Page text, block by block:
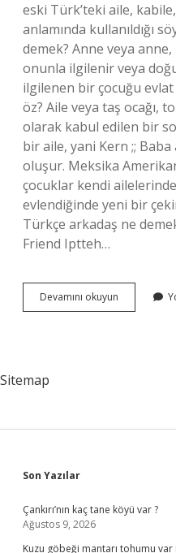
eski Türk’teki aile,
anlamında kullanıldığı
demek? Anne veya
onunla ilgilenir veya
ilgilenen bir çocuğu evlat
öz? Aile veya taş ocağı,
olarak kabul edilen bir
bir aile, yani Kern ;;
oluşur. Meksika
çocuklar kendi
evlendiğinde yeni bir
Türkçe arkadaş ne
Friend Iptteh…
Devamını okuyun
Türkçe
Sitemap
Sidebar
Son Yazılar
Çankırı’nın kaç tane köyü var ?
Ağustos 9, 2026
Kuzu göbeği mantarı tohumu var